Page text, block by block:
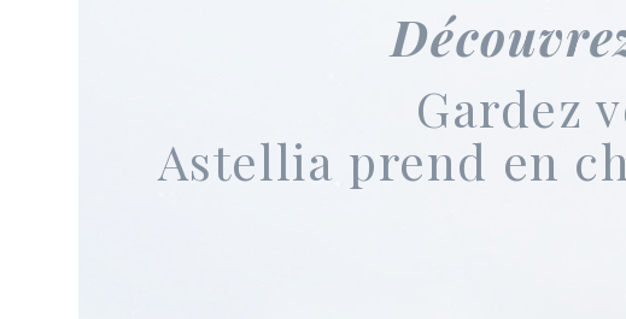
Gardez
Astellia prend en